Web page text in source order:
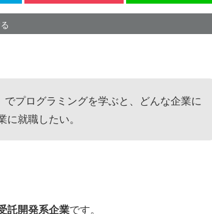
でプログラミングを学ぶと、どんな企業に
就職したい。
託開発系企業です。